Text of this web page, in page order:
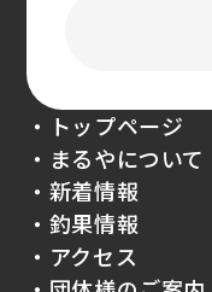
・トップページ
・まるやについて
・新着情報
・釣果情報
・アクセス